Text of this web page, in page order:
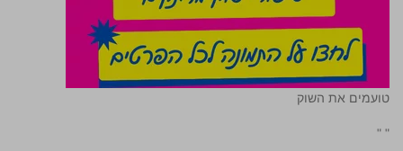
טועמים את השוק
"
"